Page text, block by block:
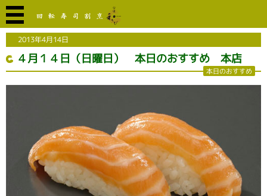
2013年4月14日
４月１４日（日曜日） 本日のおすすめ 本店
本日のおすすめ